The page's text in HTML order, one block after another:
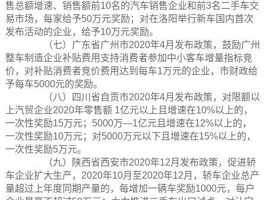
售总额增速、销售额前10名的汽车销售企业和前3名二手车交
易市场，每家给予50万元奖励；对在洛阳举行新车国内首次
发布活动的企业，给予10万元奖励。
（七）广东省广州市2020年4月发布政策，鼓励广州
整车制造企业补贴费用支持消费者参加中小客车增量指标竞
价，对补贴消费者竞价费用达到每车1万元的企业，市财政给
予每车5000元的奖励。
（八）四川省自贡市2020年4月发布政策，对限额以
上汽贸企业2020年零售额 1亿元以上且增速在10%以上的，
一次性奖励15万元；5000万—1亿元且增速在12%以上的，
一次性奖励10万元；对5000万元以下且增速在15%以上的，
一次性奖励5万元。
（九）陕西省西安市2020年12月发布政策，促进轿
车企业扩大生产，2020年10月至2020年12月，轿车企业总产
量超过上年度同期产量的，每增加一辆车奖励1000元，每户